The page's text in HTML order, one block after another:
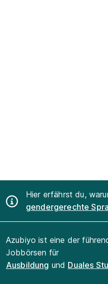
Hier erfährst du,
gendergerechte
Azubiyo ist eine der
Jobbörsen für
Ausbildung und Duales